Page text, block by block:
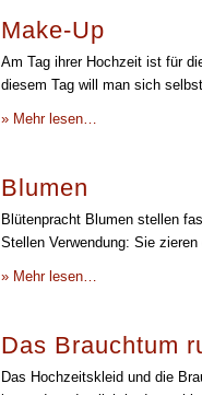
Make-Up
Am Tag ihrer Hochzeit ist für
diesem Tag will man sich
» Mehr lesen…
Blumen
Blütenpracht Blumen stellen
Stellen Verwendung: Sie
» Mehr lesen…
Das Brauchtum
Das Hochzeitskleid und die